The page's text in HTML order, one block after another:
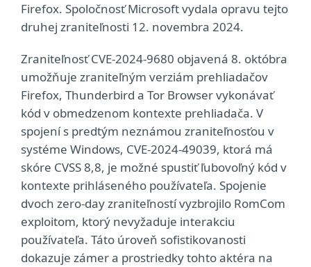
Firefox. Spoločnosť Microsoft vydala opravu tejto
druhej zraniteľnosti 12. novembra 2024.
Zraniteľnosť CVE-2024-9680 objavená 8. októbra
umožňuje zraniteľným verziám prehliadačov
Firefox, Thunderbird a Tor Browser vykonávať
kód v obmedzenom kontexte prehliadača. V
spojení s predtým neznámou zraniteľnosťou v
systéme Windows, CVE-2024-49039, ktorá má
skóre CVSS 8,8, je možné spustiť ľubovoľný kód v
kontexte prihláseného používateľa. Spojenie
dvoch zero-day zraniteľností vyzbrojilo RomCom
exploitom, ktorý nevyžaduje interakciu
používateľa. Táto úroveň sofistikovanosti
dokazuje zámer a prostriedky tohto aktéra na